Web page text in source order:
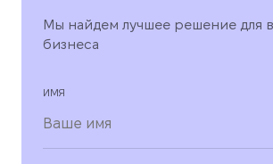
Мы найдем лучшее решение для
бизнеса
ИМЯ